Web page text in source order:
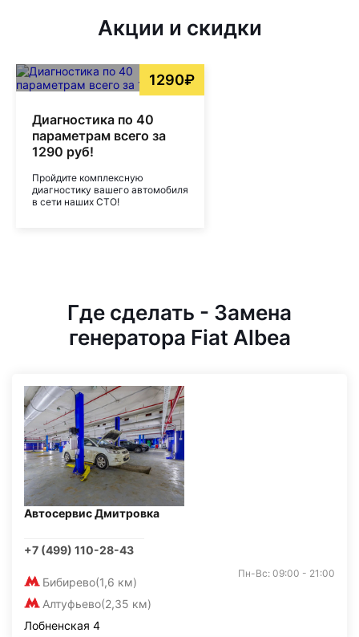
Акции и скидки
1290₽
Диагностика по 40
параметрам всего за
1290 руб!
Пройдите комплексную
диагностику вашего автомобиля
в сети наших СТО!
Где сделать - Замена
генератора Fiat Albea
Автосервис Дмитровка
+7 (499) 110-28-43
Бибирево(1,6 км)
Алтуфьево(2,35 км)
Пн-Вс: 09:00 - 21:00
Лобненская 4